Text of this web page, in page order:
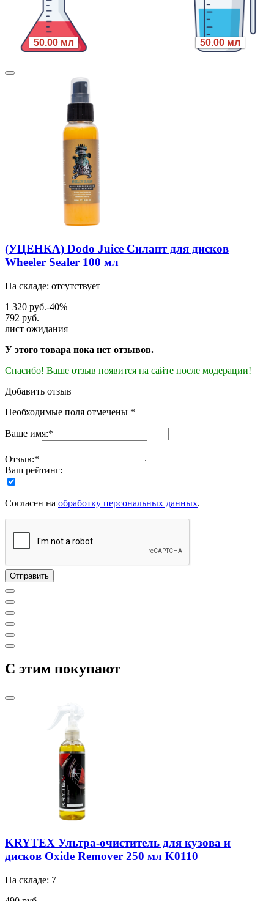
50.00 мл 50.00 мл
(УЦЕНКА) Dodo Juice Силант для дисков
Wheeler Sealer 100 мл
На складе: отсутствует
1 320 руб.-40%
792 руб.
лист ожидания
У этого товара пока нет отзывов.
Спасибо! Ваше отзыв появится на сайте после модерации!
Добавить отзыв
Необходимые поля отмечены *
Ваше имя:*
Отзыв:*
Ваш рейтинг:
Согласен на обработку персональных данных.
C этим покупают
KRYTEX Ультра-очиститель для кузова и
дисков Oxide Remover 250 мл K0110
На складе: 7